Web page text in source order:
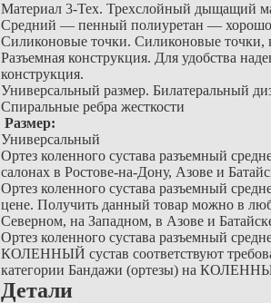
Материал 3-Tex. Трехслойный дыщащий
Средний — пенный полиуретан — хорошо
Силиконовые точки. Силиконовые точки,
Разъемная конструкция. Для удобства
конструкция.
Универсальный размер. Билатеральный
Спиральные ребра жесткости
Размер:
Универсальный
Ортез коленного сустава разъемный
салонах в Ростове-на-Дону, Азове и
Ортез коленного сустава разъемный
цене. Получить данный товар можно в
Северном, на Западном, в Азове и
Ортез коленного сустава разъемный
КОЛЕННЫЙ сустав соответствуют
категории Бандажи (ортезы) на
Детали